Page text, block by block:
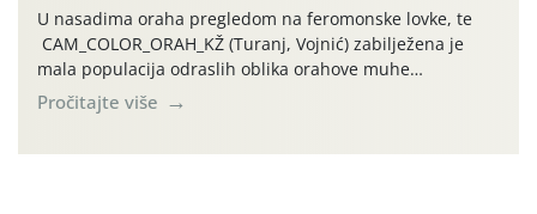
U nasadima oraha pregledom na feromonske lovke, te
CAM_COLOR_ORAH_KŽ (Turanj, Vojnić) zabilježena je
mala populacija odraslih oblika orahove muhe
(Rhagoletis completa). Niska brojnost može se objasniti
činjenicom da je riječ o mladim nasadima s vrlo malim
Pročitajte više